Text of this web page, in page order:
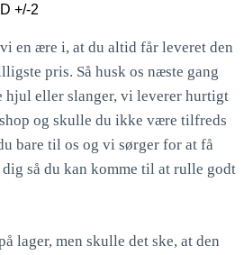
+/-2
en ære i, at du altid får leveret den
pris. Så husk os næste gang
hjul eller slanger, vi leverer hurtigt
og skulle du ikke være tilfreds
bare til os og vi sørger for at få
så du kan komme til at rulle godt
lager, men skulle det ske, at den